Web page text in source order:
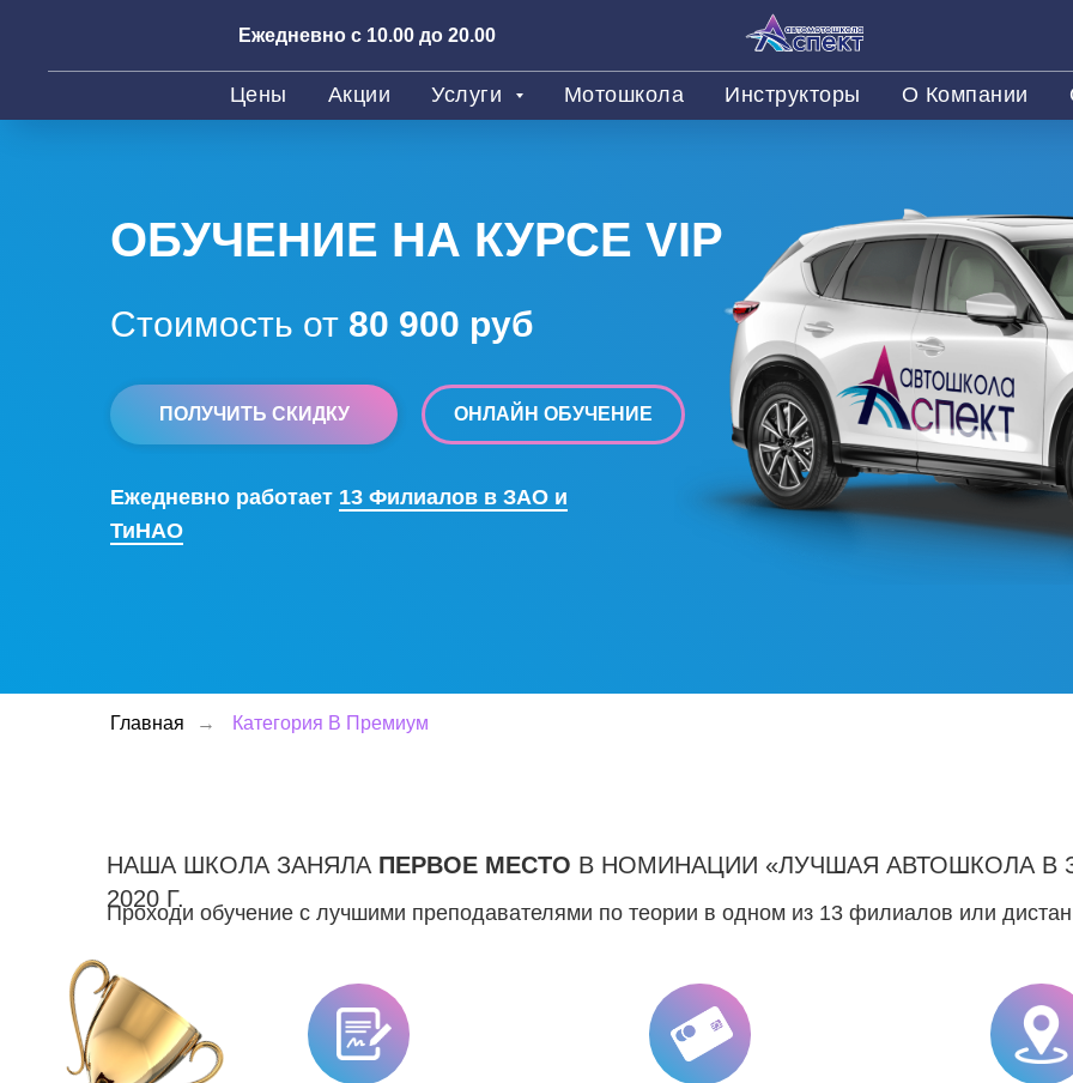
Ежедневно с 10.00 до 20.00
Цены Акции Услуги Мотошкола Инструкторы О Компании
ОБУЧЕНИЕ НА КУРСЕ VIP
ПОЛУЧИТЬ СКИДКУ
Стоимость от 80 900 руб
Ежедневно работает 13 Филиалов в ЗАО и
ТиНАО
ОНЛАЙН ОБУЧЕНИЕ
Главная → Категория В Премиум
Проходи обучение с лучшими преподавателями по теории в одном из 13 филиалов или
НАША ШКОЛА ЗАНЯЛА ПЕРВОЕ МЕСТО В НОМИНАЦИИ «ЛУЧШАЯ АВТОШКОЛА В
2020 Г.